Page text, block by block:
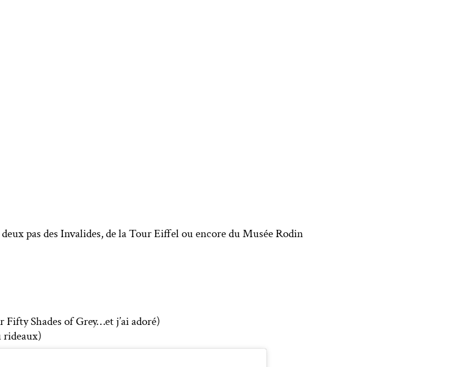
pas des Invalides, de la Tour Eiffel ou encore du Musée Rodin
Shades of Grey…et j’ai adoré)
rideaux)